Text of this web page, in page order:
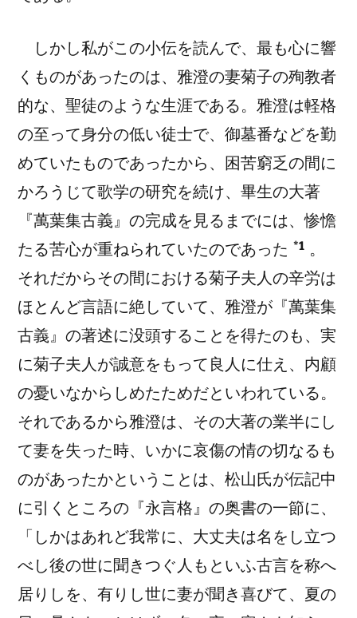
しかし私がこの小伝を読んで、最も心に響
くものがあったのは、雅澄の妻菊子の殉教者
的な、聖徒のような生涯である。雅澄は軽格
の至って身分の低い徒士で、御墓番などを勤
めていたものであったから、困苦窮乏の間に
かろうじて歌学の研究を続け、畢生の大著
『萬葉集古義』の完成を見るまでには、惨憺
たる苦心が重ねられていたのであった *1 。
それだからその間における菊子夫人の辛労は
ほとんど言語に絶していて、雅澄が『萬葉集
古義』の著述に没頭することを得たのも、実
に菊子夫人が誠意をもって 良人 に仕え、 内顧
の憂いなからしめたためだといわれている。
それであるから雅澄は、その大著の業半にし
て妻を失った時、いかに哀傷の情の切なるも
のがあったかということは、松山氏が伝記中
に引くところの『永言格』の奥書の一節に、
「しかはあれど我常に、大丈夫は名をし立つ
べし後の世に聞きつぐ人もといふ古言を称へ
居りしを、有りし世に妻が聞き喜びて、夏の